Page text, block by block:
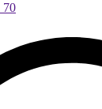
70